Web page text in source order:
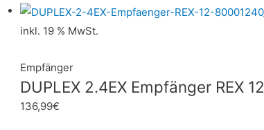
inkl. 19 % MwSt.
Empfänger
DUPLEX 2.4EX Empfänger REX 12
136,99€